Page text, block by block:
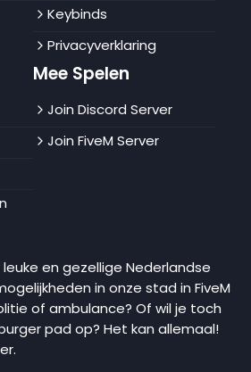
Keybinds
Privacyverklaring
Mee Spelen
Join Discord Server
Join FiveM Server
en gezellige Nederlandse
in onze stad in FiveM
of ambulance? Of wil je toch
pad op? Het kan allemaal!